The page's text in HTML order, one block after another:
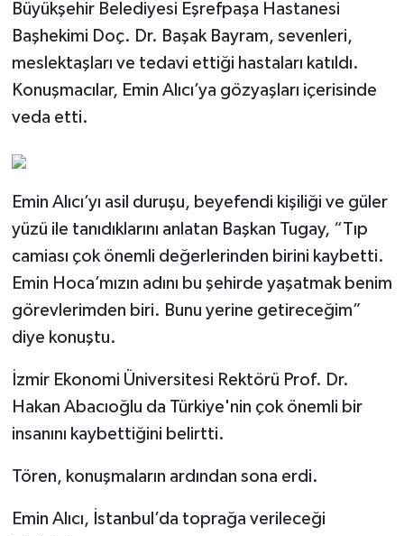
Büyükşehir Belediyesi Eşrefpaşa Hastanesi
Başhekimi Doç. Dr. Başak Bayram, sevenleri,
meslektaşları ve tedavi ettiği hastaları katıldı.
Konuşmacılar, Emin Alıcı’ya gözyaşları içerisinde
veda etti.
Emin Alıcı’yı asil duruşu, beyefendi kişiliği ve güler
yüzü ile tanıdıklarını anlatan Başkan Tugay, “Tıp
camiası çok önemli değerlerinden birini kaybetti.
Emin Hoca’mızın adını bu şehirde yaşatmak benim
görevlerimden biri. Bunu yerine getireceğim”
diye konuştu.
İzmir Ekonomi Üniversitesi Rektörü Prof. Dr.
Hakan Abacıoğlu da Türkiye'nin çok önemli bir
insanını kaybettiğini belirtti.
Tören, konuşmaların ardından sona erdi.
Emin Alıcı, İstanbul’da toprağa verileceği